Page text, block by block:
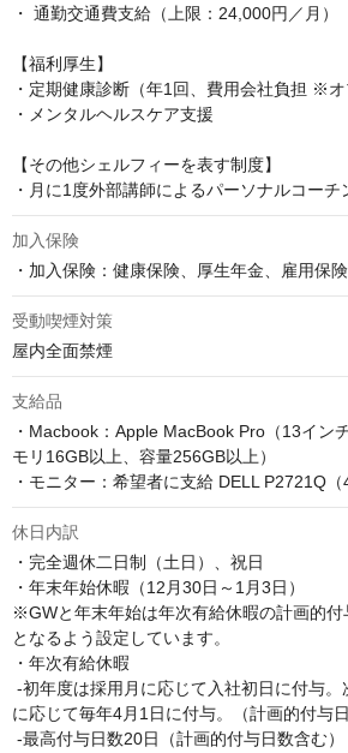
・ 通勤交通費支給（上限：24,000円／月）
【福利厚生】
・定期健康診断（年1回、費用会社負担 ※オ
・メンタルヘルスケア支援
【その他シェルフィーを表す制度】
・月に1度外部講師によるパーソナルコー
加入保険
・加入保険：健康保険、厚生年金、雇用保
受動喫煙対策
屋内全面禁煙
支給品
・Macbook：Apple MacBook Pro（13イン
モリ16GB以上、容量256GB以上）
・モニター：希望者に支給 DELL P2721Q（
休日内訳
・完全週休二日制（土日）、祝日
・年末年始休暇（12月30日～1月3日）
※GWと年末年始は年次有給休暇の計画的
となるよう設定しています。
・年次有給休暇
に応じて毎年4月1日に付与。（計画的付与日